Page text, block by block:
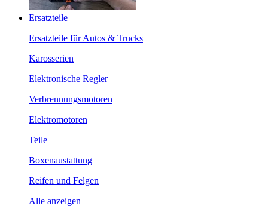
Ersatzteile
Ersatzteile für Autos & Trucks
Karosserien
Elektronische Regler
Verbrennungsmotoren
Elektromotoren
Teile
Boxenaustattung
Reifen und Felgen
Alle anzeigen